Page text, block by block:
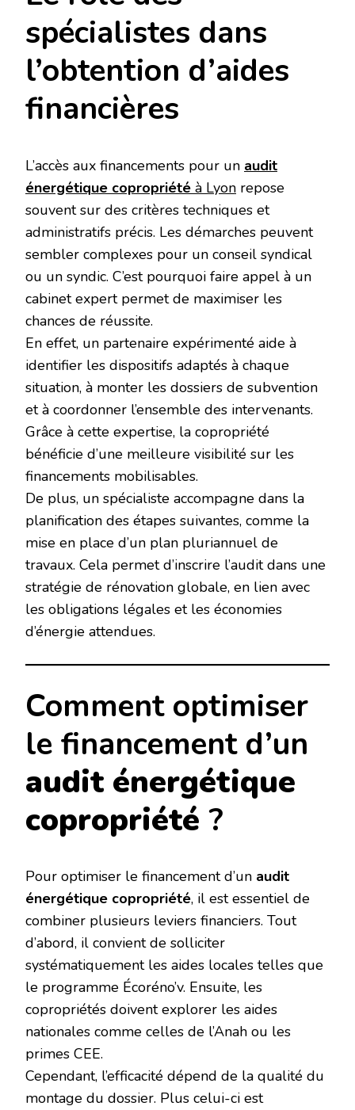
spécialistes dans
l’obtention d’aides
financières
L’accès aux financements pour un audit
énergétique copropriété à Lyon repose
souvent sur des critères techniques et
administratifs précis. Les démarches peuvent
sembler complexes pour un conseil syndical
ou un syndic. C’est pourquoi faire appel à un
cabinet expert permet de maximiser les
chances de réussite.
En effet, un partenaire expérimenté aide à
identifier les dispositifs adaptés à chaque
situation, à monter les dossiers de subvention
et à coordonner l’ensemble des intervenants.
Grâce à cette expertise, la copropriété
bénéficie d’une meilleure visibilité sur les
financements mobilisables.
De plus, un spécialiste accompagne dans la
planification des étapes suivantes, comme la
mise en place d’un plan pluriannuel de
travaux. Cela permet d’inscrire l’audit dans une
stratégie de rénovation globale, en lien avec
les obligations légales et les économies
d’énergie attendues.
Comment optimiser
le financement d’un
audit énergétique
copropriété ?
Pour optimiser le financement d’un audit
énergétique copropriété, il est essentiel de
combiner plusieurs leviers financiers. Tout
d’abord, il convient de solliciter
systématiquement les aides locales telles que
le programme Écoréno’v. Ensuite, les
copropriétés doivent explorer les aides
nationales comme celles de l’Anah ou les
primes CEE.
Cependant, l’efficacité dépend de la qualité du
montage du dossier. Plus celui-ci est